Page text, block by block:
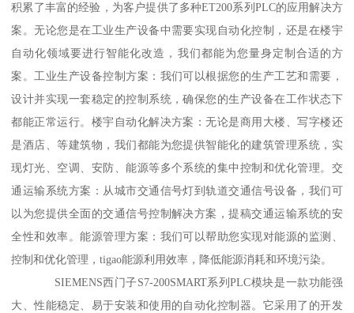
积累了丰富的经验，为客户提供了多种ET200系列PLC的应用解决方
案。无论您是在工业生产设备中需要实现自动化控制，还是在楼宇
自动化领域要进行智能化改造，我们都能为您量身定制合适的方
案。工业生产设备控制方案：我们可以根据您的生产工艺和需要，
设计并实现一套稳定的控制系统，确保您的生产设备在工作状态下
都能正常运行。楼宇自动化解决方案：无论是商用大楼、写字楼还
是酒店、等建筑物，我们都能为您提供智能化的建筑管理系统，实
现灯光、空调、安防、能源等多个系统的集中控制和优化管理。交
通运输系统方案：从城市交通信号灯到轨道交通信号设备，我们可
以为您提供全面的交通信号控制解决方案，提稿交通运输系统的安
全性和效率。能源管理方案：我们可以帮助您实现对能源的监测、
控制和优化管理，tigao能源利用效率，降低能源消耗和环境污染。
SIEMENS西门子S7-200SMART系列PLC模块是一款功能强
大、性能稳定、易于安装和使用的自动化控制器。它采用了的开发